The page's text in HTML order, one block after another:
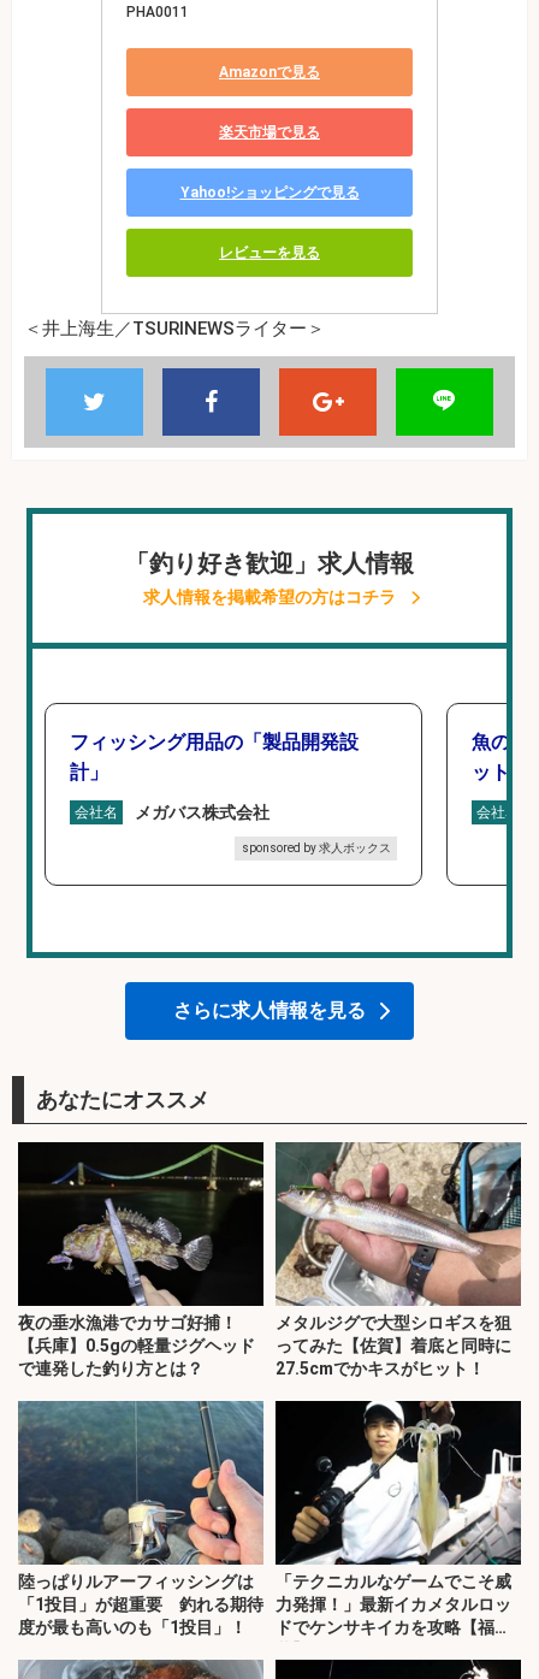
PHA0011
Amazonで見る
楽天市場で見る
Yahoo!ショッピングで見る
レビューを見る
＜井上海生／TSURINEWSライター＞
「釣り好き歓迎」求人情報
求人情報を掲載希望の方はコチラ
フィッシング用品の「製品開発設
計」
会社名 メガバス株式会社
sponsored by 求人ボックス
魚の「
ットを
会社名
さらに求人情報を見る
あなたにオススメ
夜の垂水漁港でカサゴ好捕！
【兵庫】0.5gの軽量ジグヘッド
で連発した釣り方とは？
メタルジグで大型シロギスを狙
ってみた【佐賀】着底と同時に
27.5cmでかキスがヒット！
陸っぱりルアーフィッシングは
「1投目」が超重要 釣れる期待
度が最も高いのも「1投目」！
「テクニカルなゲームでこそ威
力発揮！」最新イカメタルロッ
ドでケンサキイカを攻略【福